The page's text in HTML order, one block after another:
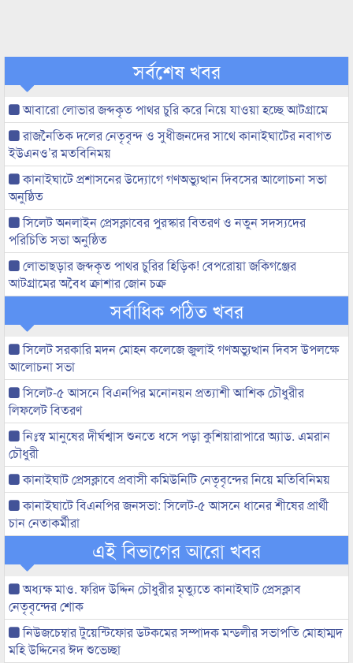
সর্বশেষ খবর
আবারো লোভার জব্দকৃত পাথর চুরি করে নিয়ে যাওয়া হচ্ছে আটগ্রামে
রাজনৈতিক দলের নেতৃবৃন্দ ও সুধীজনদের সাথে কানাইঘাটের নবাগত
ইউএনও’র মতবিনিময়
কানাইঘাটে প্রশাসনের উদ্যোগে গণঅভ্যুত্থান দিবসের আলোচনা সভা
অনুষ্ঠিত
সিলেট অনলাইন প্রেসক্লাবের পুরস্কার বিতরণ ও নতুন সদস্যদের
পরিচিতি সভা অনুষ্ঠিত
লোভাছড়ার জব্দকৃত পাথর চুরির হিড়িক! বেপরোয়া জকিগঞ্জের
আটগ্রামের অবৈধ ক্রাশার জোন চক্র
সর্বাধিক পঠিত খবর
সিলেট সরকারি মদন মোহন কলেজে জুলাই গণঅভ্যুত্থান দিবস উপলক্ষে
আলোচনা সভা
সিলেট-৫ আসনে বিএনপির মনোনয়ন প্রত্যাশী আশিক চৌধুরীর
লিফলেট বিতরণ
নিঃস্ব মানুষের দীর্ঘশ্বাস শুনতে ধসে পড়া কুশিয়ারাপারে অ্যাড. এমরান
চৌধুরী
কানাইঘাট প্রেসক্লাবে প্রবাসী কমিউনিটি নেতৃবৃন্দের নিয়ে মতিবিনিময়
কানাইঘাটে বিএনপির জনসভা: সিলেট-৫ আসনে ধানের শীষের প্রার্থী
চান নেতাকর্মীরা
এই বিভাগের আরো খবর
অধ্যক্ষ মাও. ফরিদ উদ্দিন চৌধুরীর মৃত্যুতে কানাইঘাট প্রেসক্লাব
নেতৃবৃন্দের শোক
নিউজচেম্বার টুয়েন্টিফোর ডটকমের সম্পাদক মন্ডলীর সভাপতি মোহাম্মদ
মহি উদ্দিনের ঈদ শুভেচ্ছা